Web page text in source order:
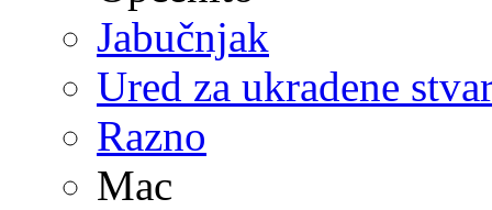
Jabučnjak
Ured za ukradene
Razno
Mac